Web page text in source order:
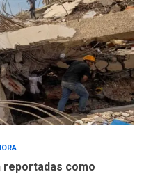
reportadas como